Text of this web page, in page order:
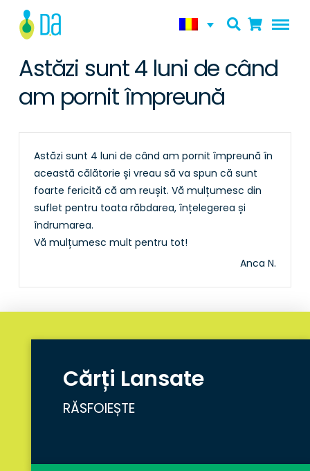
Astăzi sunt 4 luni de când
am pornit împreună
Astăzi sunt 4 luni de când am pornit împreună în
această călătorie și vreau să va spun că sunt
foarte fericită că am reușit. Vă mulțumesc din
suflet pentru toata răbdarea, înțelegerea și
îndrumarea.
Vă mulțumesc mult pentru tot!
Anca N.
Cărți Lansate
RĂSFOIEȘTE